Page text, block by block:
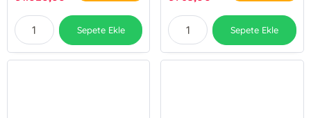
Sepete Ekle Sepete Ekle